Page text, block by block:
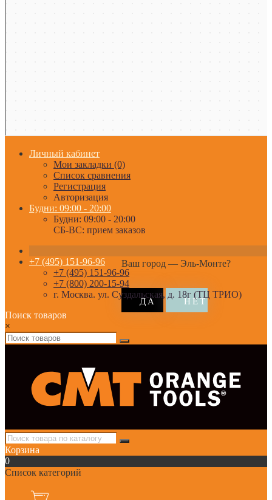
Личный кабинет
Мои закладки (0)
Список сравнения
Регистрация
Авторизация
Будни: 09:00 - 20:00
Будни: 09:00 - 20:00
СБ-ВС: прием заказов
Ваш город — Эль-Монте?
+7 (495) 151-96-96
+7 (495) 151-96-96
+7 (800) 200-15-94
г. Москва. ул. Суздальская, д. 18г (ТЦ ТРИО)
Поиск товаров
×
Корзина
0
Список категорий